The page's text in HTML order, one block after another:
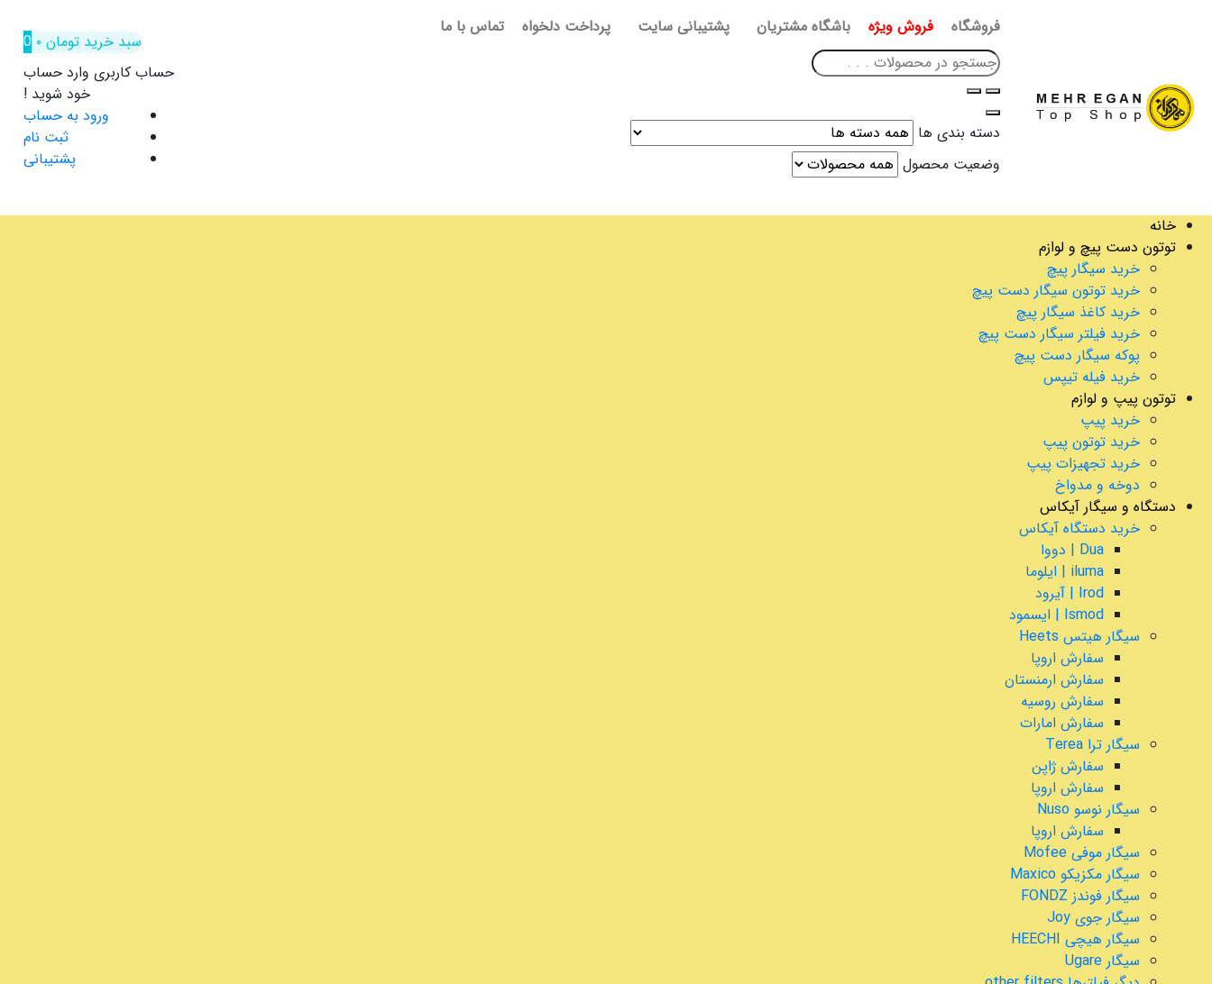
فروشگاه فروش ویژه باشگاه مشتریان پشتیبانی سایت پرداخت دلخواه تماس با ما
دسته بندی ها
وضعیت محصول
سبد خرید تومان۰
0
حساب کاربری وارد حساب
خود شوید !
ورود به حساب
ثبت نام
پشتیبانی
خانه
توتون دست پیچ و لوازم
خرید سیگار پیچ
خرید توتون سیگار دست پیچ
خرید کاغذ سیگار پیچ
خرید فیلتر سیگار دست پیچ
پوکه سیگار دست پیچ
خرید فیله تیپس
توتون پیپ و لوازم
خرید پیپ
خرید توتون پیپ
خرید تجهیزات پیپ
دوخه و مدواخ
دستگاه و سیگار آیکاس
خرید دستگاه آیکاس
Dua | دووا
iluma | ایلوما
Irod | آیرود
Ismod | ایسمود
سیگار هیتس Heets
سفارش اروپا
سفارش ارمنستان
سفارش روسیه
سفارش امارات
سیگار ترا Terea
سفارش ژاپن
سفارش اروپا
سیگار نوسو Nuso
سفارش اروپا
سیگار موفی Mofee
سیگار مکزیکو Maxico
سیگار فوندز FONDZ
سیگار جوی Joy
سیگار هیچی HEECHI
سیگار Ugare